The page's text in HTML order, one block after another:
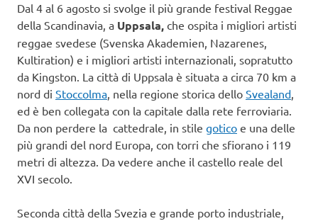
Dal 4 al 6 agosto si svolge il più grande festival Reggae
della Scandinavia, a Uppsala, che ospita i migliori artisti
reggae svedese (Svenska Akademien, Nazarenes,
Kultiration) e i migliori artisti internazionali, sopratutto
da Kingston. La città di Uppsala è situata a circa 70 km a
nord di Stoccolma, nella regione storica dello Svealand,
ed è ben collegata con la capitale dalla rete ferroviaria.
Da non perdere la cattedrale, in stile gotico e una delle
più grandi del nord Europa, con torri che sfiorano i 119
metri di altezza. Da vedere anche il castello reale del
XVI secolo.
Seconda città della Svezia e grande porto industriale,